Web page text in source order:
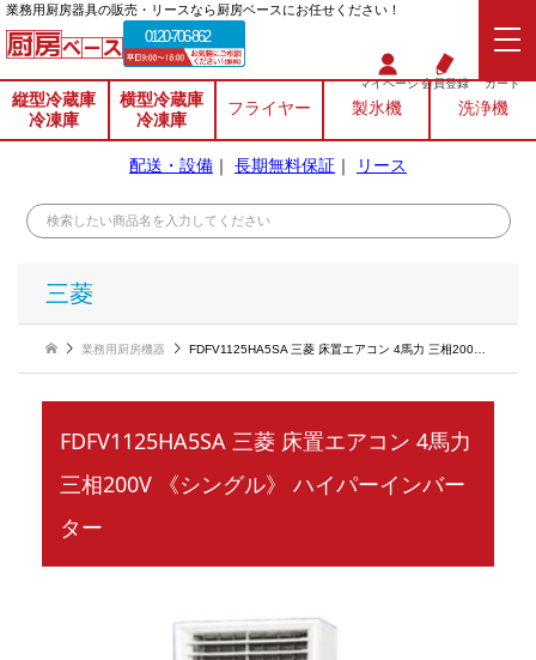
業務⽤厨房器具の販売・リースなら厨房ベースにお任せください！
0120-706-862
マイページ会員登録 カート
縦型冷蔵庫
冷凍庫
横型冷蔵庫
冷凍庫
フライヤー 製氷機 洗浄機
配送・設備 ｜ 長期無料保証 ｜ リース
三菱
業務用厨房機器 FDFV1125HA5SA 三菱 床置エアコン 4馬力 三相200V 《シングル》 ハイパーインバーター
FDFV1125HA5SA 三菱 床置エアコン 4馬力
三相200V 《シングル》 ハイパーインバー
ター